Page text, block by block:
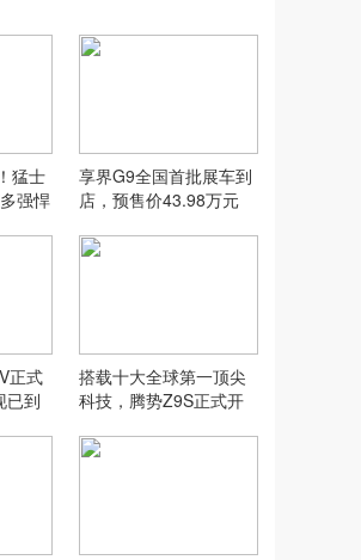
猛士
强悍
享界G9全国首批展车到
店，预售价43.98万元
车权益
正式
已到
搭载十大全球第一顶尖
科技，腾势Z9S正式开